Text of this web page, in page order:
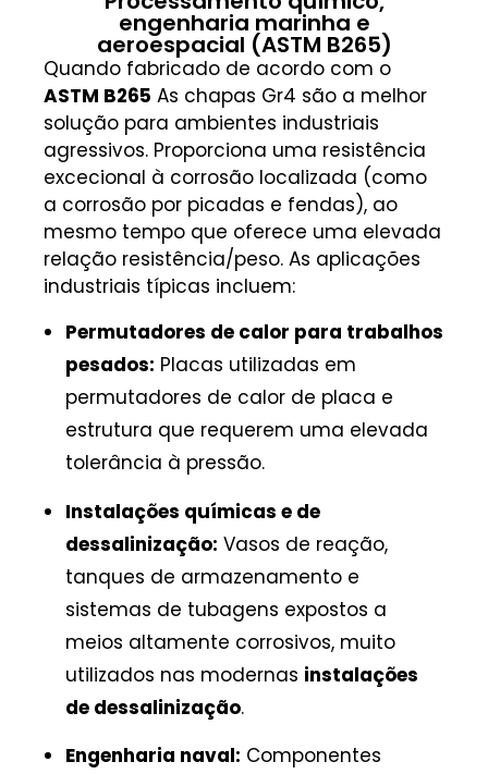
engenharia marinha e
aeroespacial (ASTM B265)
Quando fabricado de acordo com o
ASTM B265 As chapas Gr4 são a melhor
solução para ambientes industriais
agressivos. Proporciona uma resistência
excecional à corrosão localizada (como
a corrosão por picadas e fendas), ao
mesmo tempo que oferece uma elevada
relação resistência/peso. As aplicações
industriais típicas incluem:
Permutadores de calor para trabalhos
pesados: Placas utilizadas em
permutadores de calor de placa e
estrutura que requerem uma elevada
tolerância à pressão.
Instalações químicas e de
dessalinização: Vasos de reação,
tanques de armazenamento e
sistemas de tubagens expostos a
meios altamente corrosivos, muito
utilizados nas modernas instalações
de dessalinização.
Engenharia naval: Componentes